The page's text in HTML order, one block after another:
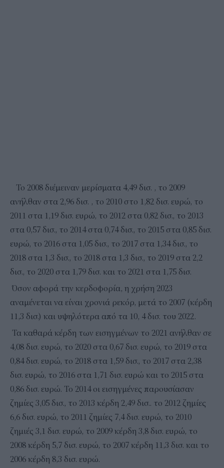
Το 2008 διέμειναν μερίσματα 4,49 δισ. , το 2009
ανήλθαν στα 2,96 δισ. , το 2010 στο 1,82 δισ. ευρώ, το
2011 στα 1,19 δισ. ευρώ, το 2012 στα 0,82 δισ., το 2013
στα 0,57 δισ., το 2014 στα 0,74 δισ., το 2015 στα 0,85 δισ.
ευρώ, το 2016 στα 1,05 δισ., το 2017 στα 1,34 δισ., το
2018 στα 1,3 δισ., το 2018 στα 1,3 δισ., το 2019 στα 2,2
δισ., το 2020 στα 1,79 δισ. και το 2021 στα 1,75 δισ.
Όσον αφορά την κερδοφορία, η χρήση 2023
αναμένεται να είναι χρονιά ρεκόρ, μετά το 2007 (κέρδη
11,3 δισ.) και υψηλότερα από τα 10, 4 δισ. του 2022.
Τα καθαρά κέρδη των εισηγμένων το 2021 ανήλθαν σε
4,08 δισ. ευρώ, το 2020 στα 0,67 δισ. ευρώ, το 2019 στα
0,84 δισ. ευρώ, το 2018 στα 1,59 δισ., το 2017 στα 2,38
δισ. ευρώ, το 2016 στα 1,71 δισ. ευρώ και το 2015 στα
0,86 δισ. ευρώ. To 2014 οι εισηγμένες παρουσίασαν
ζημίες 3,05 δισ., το 2013 κέρδη 2,49 δισ.. το 2012 ζημίες
6,6 δισ. ευρώ, το 2011 ζημίες 7,4 δισ. ευρώ, το 2010
ζημιές 3,1 δισ. ευρώ, το 2009 κέρδη 3,8 δισ. ευρώ, το
2008 κέρδη 5,7 δισ. ευρώ, το 2007 κέρδη 11,3 δισ. και το
2006 κέρδη 8,3 δισ. ευρώ.